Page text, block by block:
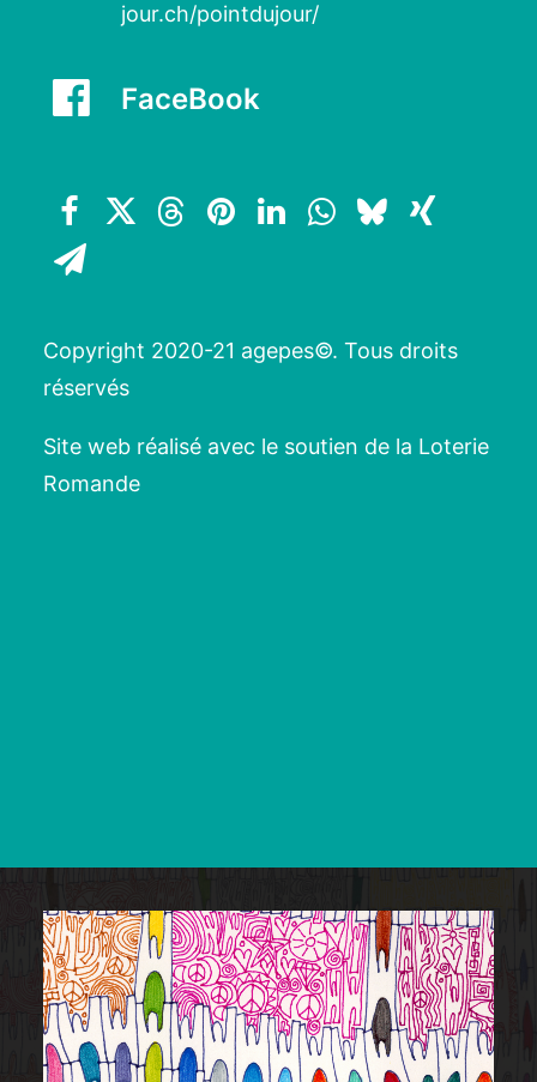
jour.ch/pointdujour/
FaceBook
Copyright 2020-21 agepes©. Tous droits
réservés
Site web réalisé avec le soutien de la Loterie
Romande